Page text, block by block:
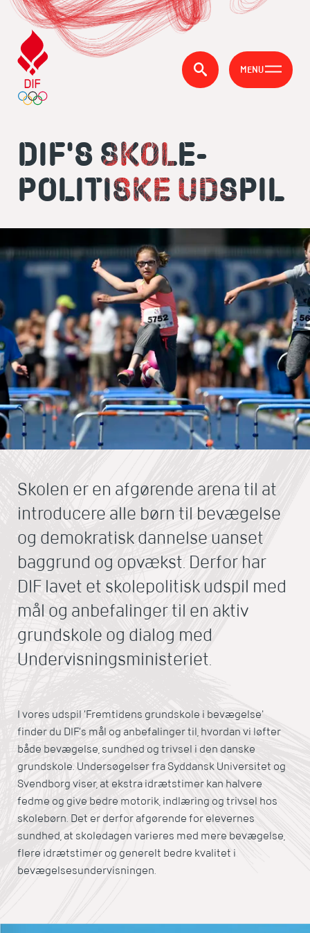
MENU
DIF'S SKOLE­­­
POLITISKE UDSPIL
Skolen er en afgørende arena til at
introducere alle børn til bevægelse
og demokratisk dannelse uanset
baggrund og opvækst. Derfor har
DIF lavet et skolepolitisk udspil med
mål og anbefalinger til en aktiv
grundskole og dialog med
Undervisningsministeriet.
I vores udspil ‘Fremtidens grundskole i bevægelse'
finder du DIF’s mål og anbefalinger til, hvordan vi løfter
både bevægelse, sundhed og trivsel i den danske
grundskole. Undersøgelser fra Syddansk Universitet og
Svendborg viser, at ekstra idrætstimer kan halvere
fedme og give bedre motorik, indlæring og trivsel hos
skolebørn. Det er derfor afgørende for elevernes
sundhed, at skoledagen varieres med mere bevægelse,
flere idrætstimer og generelt bedre kvalitet i
bevægelsesundervisningen.